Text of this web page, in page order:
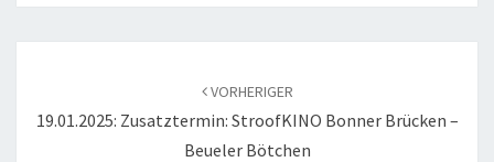
E
G
S
VORHERIGER
19.01.2025: Zusatztermin: StroofKINO Bonner Brücken –
Beueler Bötchen